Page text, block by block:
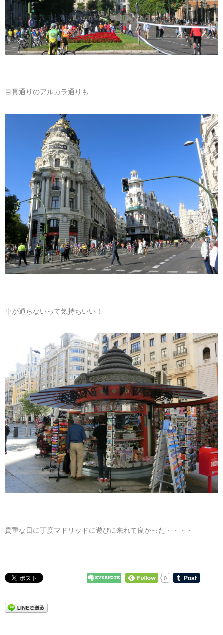
目貫通りのアルカラ通りも
車が通らないって気持ちいい！
貴重な日に丁度マドリッドに遊びに来れて良かった・・・・
0